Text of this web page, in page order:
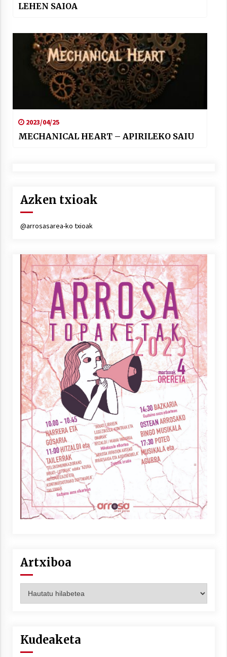
LEHEN SAIOA
2023/04/25
MECHANICAL HEART – APIRILEKO SAIU
Azken txioak
@arrosasarea-ko txioak
Artxiboa
Kudeaketa